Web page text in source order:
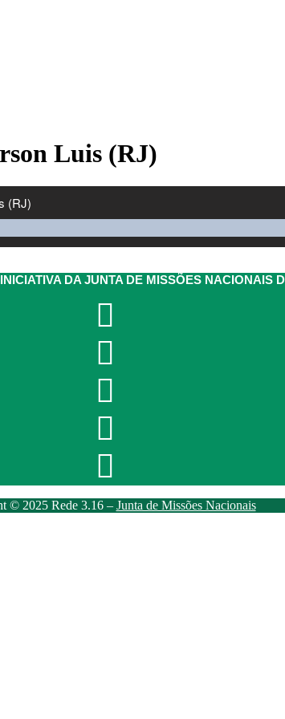
Luis (RJ)
DA JUNTA DE MISSÕES NACIONAIS
© 2025 Rede 3.16 – Junta de Missões Nacionais